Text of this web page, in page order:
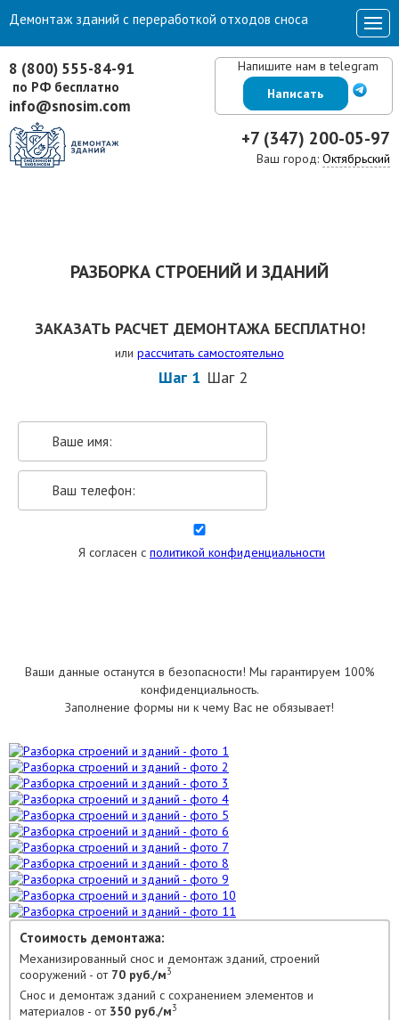
8 (800) 555-84-91
по РФ бесплатно
info@snosim.com
Напишите нам в telegram
Написать
+7 (347) 200-05-97
Ваш город: Октябрьский
Демонтаж зданий с переработкой отходов сноса
РАЗБОРКА СТРОЕНИЙ И ЗДАНИЙ
ЗАКАЗАТЬ РАСЧЕТ ДЕМОНТАЖА БЕСПЛАТНО!
или рассчитать самостоятельно
Шаг 1 Шаг 2
Я согласен с политикой конфиденциальности
Ваши данные останутся в безопасности! Мы гарантируем 100%
конфиденциальность.
Заполнение формы ни к чему Вас не обязывает!
Стоимость демонтажа:
Механизированный снос и демонтаж зданий, строений
сооружений - от 70 руб./м3
Снос и демонтаж зданий с сохранением элементов и
материалов - от 350 руб./м3